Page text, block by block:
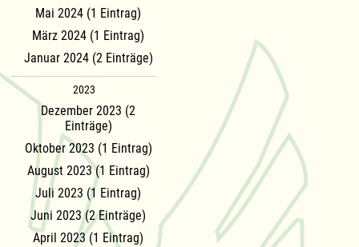
Mai 2024 (1 Eintrag)
März 2024 (1 Eintrag)
Januar 2024 (2 Einträge)
2023
Dezember 2023 (2
Einträge)
Oktober 2023 (1 Eintrag)
August 2023 (1 Eintrag)
Juli 2023 (1 Eintrag)
Juni 2023 (2 Einträge)
April 2023 (1 Eintrag)